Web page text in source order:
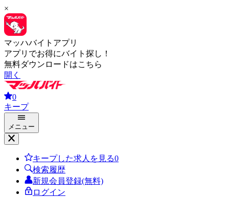
×
マッハバイトアプリ
アプリでお得にバイト探し！
無料ダウンロードはこちら
開く
0
キープ
メニュー
キープした求人を見る0
検索履歴
新規会員登録(無料)
ログイン